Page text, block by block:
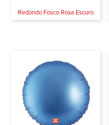
Redondo Fosco Rosa Escuro